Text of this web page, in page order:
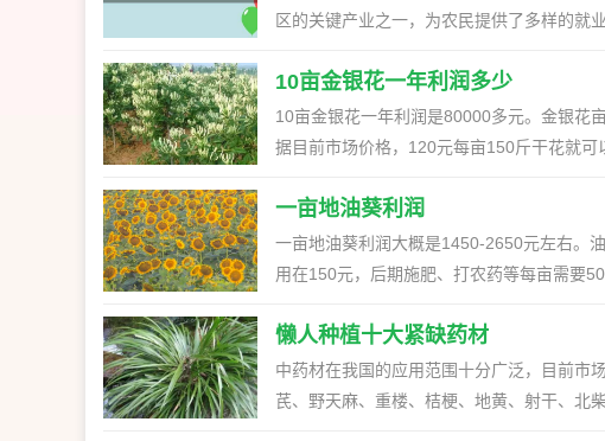
2、把好阳光晒、暴雨冲刷关1、遮阳防雨要
盖膜布在搭建好阴棚后，需要在阴棚上覆盖
损害。同时，在膜布上压放玉米秆或树枝，
后，要注意防治叶跳跳甲、蚜虫、菜青虫、
田块作苗床。（2）同时要配制好营养土，
塑料钵或纸钵排于厢面，钵与钵之间用细沙
浸种20分钟或用1%高锰酸钾溶液浸种15分
的蔬菜，如芹菜、莴苣等，要创造较低的温
土壤松软。此外，适量添加有机肥料可以提
意将土壤压实，以便保证种苗的稳固。3.浇
四、养护1.浇水：枸杞子生长时需要保持土
长期间，需要适量施肥，以保证枸杞子的生
虫和白粉病等害虫的侵害。2.枸杞子适合
长。3.避免过度施肥，因为过度施肥会导致
区的关键产业之一，为农民提供了多样的就业机会和增加收入的机
气候温暖湿润，土地肥沃，有利于农业发展
机会和增加收入的机会。本文将介绍一些适
路。二、养殖项目推荐1. 蚕桑养殖蚕桑养殖
售，并可以利用蚕茧进行丝绸加工，从而提
殖者可以考虑养殖牛、羊、猪等畜禽。畜
同时，畜牧养殖还可以利用粪便进行有机肥
和蜂蜡等产品。蜂蜜具有很高的市场价值，
养殖保山地处山区，水资源丰富，适宜开展
水鱼类，也可以选择养殖虾、蟹等水产品。
10亩金银花一年利润多少
10亩金银花一年利润是80000多元。金银花
据目前市场价格，120元每亩150斤干花就可
成药材，很多的中药里都有它的成分。 一
成150-250斤左右的干花。按照目前的市场
地的经济效益是9万元。除去13000元的各
强，中药保健品比较受欢迎，所以它的发展
金银花在中草药里面含有的比值特别高，而
阔。 二、种植金银花最大的风险是什么 1、
一亩地油葵利润
一亩地油葵利润大概是1450-2650元左右。
用在150元，后期施肥、打农药等每亩需要
贵，所以它的种植前景较好。 一、一亩地
元一斤，每亩地种植5斤左右的种子，所以
需要花费500元左右，每亩地可以产油葵
懒人种植十大紧缺药材
中药材在我国的应用范围十分广泛，目前市
芪、野天麻、重楼、桔梗、地黄、射干、北